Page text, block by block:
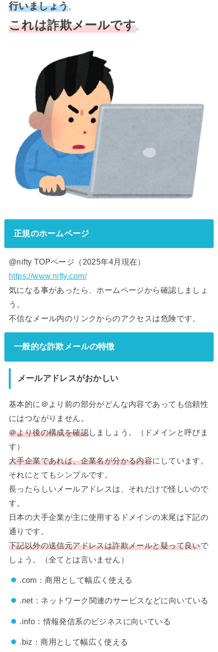
行いましょう。
これは詐欺メールです。
正規のホームページ
@nifty TOPページ（2025年4月現在）
https://www.nifty.com/
気になる事があったら、ホームページから確認しましょ
う。
不信なメール内のリンクからのアクセスは危険です。
一般的な詐欺メールの特徴
メールアドレスがおかしい
基本的に＠より前の部分がどんな内容であっても信頼性
にはつながりません。
＠より後の構成を確認しましょう。（ドメインと呼びま
す）
大手企業であれば、企業名が分かる内容にしています。
それにとてもシンプルです。
長ったらしいメールアドレスは、それだけで怪しいので
す。
日本の大手企業が主に使用するドメインの末尾は下記の
通りです。
下記以外の送信元アドレスは詐欺メールと疑って良いで
しょう。（全てとは言いません）
.com：商用として幅広く使える
.net：ネットワーク関連のサービスなどに向いている
.info：情報発信系のビジネスに向いている
.biz：商用として幅広く使える